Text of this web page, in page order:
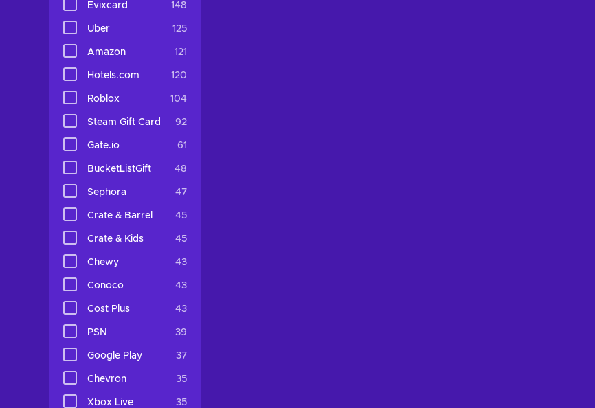
Evixcard 148
Uber 125
Amazon 121
Hotels.com 120
Roblox 104
Steam Gift Card 92
Gate.io 61
BucketListGift 48
Sephora 47
Crate & Barrel 45
Crate & Kids 45
Chewy 43
Conoco 43
Cost Plus 43
PSN 39
Google Play 37
Chevron 35
Xbox Live 35